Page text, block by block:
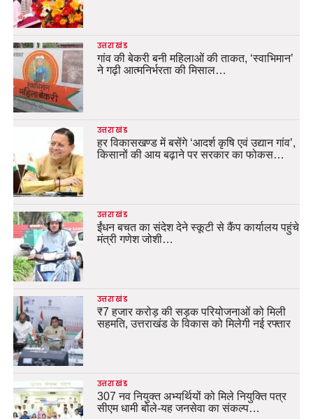
उत्तराखंड
गांव की बेकरी बनी महिलाओं की ताकत, ‘स्वाभिमान’
ने गढ़ी आत्मनिर्भरता की मिसाल…
उत्तराखंड
हर विकासखण्ड में बसेंगे ‘आदर्श कृषि एवं उद्यान गांव’,
किसानों की आय बढ़ाने पर सरकार का फोकस…
उत्तराखंड
ईंधन बचत का संदेश देने स्कूटी से कैंप कार्यालय पहुंचे
मंत्री गणेश जोशी…
उत्तराखंड
₹7 हजार करोड़ की सड़क परियोजनाओं को मिली
सहमति, उत्तराखंड के विकास को मिलेगी नई रफ्तार
उत्तराखंड
307 नव नियुक्त अभ्यर्थियों को मिले नियुक्ति पत्र
सीएम धामी बोले-यह जनसेवा का संकल्प…